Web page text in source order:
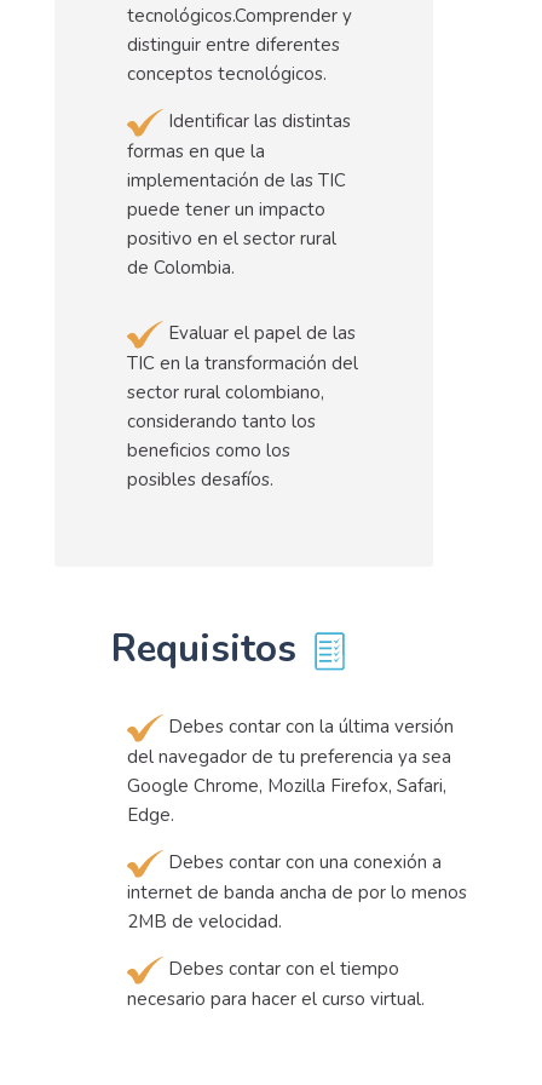
tecnológicos.Comprender y
distinguir entre diferentes
conceptos tecnológicos.
Identificar las distintas
formas en que la
implementación de las TIC
puede tener un impacto
positivo en el sector rural
de Colombia.
Evaluar el papel de las
TIC en la transformación del
sector rural colombiano,
considerando tanto los
beneficios como los
posibles desafíos.
Requisitos
Debes contar con la última versión
del navegador de tu preferencia ya sea
Google Chrome, Mozilla Firefox, Safari,
Edge.
Debes contar con una conexión a
internet de banda ancha de por lo menos
2MB de velocidad.
Debes contar con el tiempo
necesario para hacer el curso virtual.